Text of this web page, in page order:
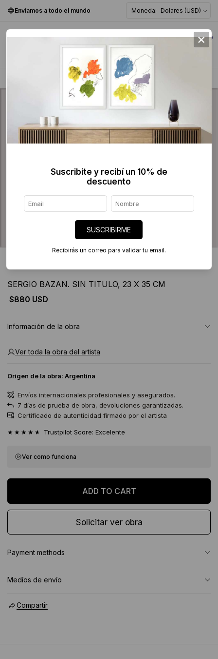
Enviamos a todo el mundo Moneda: Dolares (USD)
0
Figurativa >
SERGIO BAZAN. SIN TITULO, 23 X 35 CM
$880 USD
Información de la obra
Ver toda la obra del artista
Origen de la obra: Argentina
Envíos internacionales profesionales y asegurados.
7 días de prueba de obra, devoluciones garantizadas.
Certificado de autenticidad firmado por el artista
★★★★★ Trustpilot Score: Excelente
Ver como funciona
Solicitar ver obra
Payment methods
Medíos de envío
Compartir
×
Suscribite y recibí un 10% de
descuento
SUSCRIBIRME
Recibirás un correo para validar tu email.